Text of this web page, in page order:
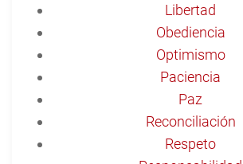
Libertad
Obediencia
Optimismo
Paciencia
Paz
Reconciliación
Respeto